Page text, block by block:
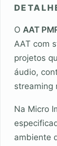
O AAT
AAT com
projetos
áudio,
streaming
Na Micro
ambiente